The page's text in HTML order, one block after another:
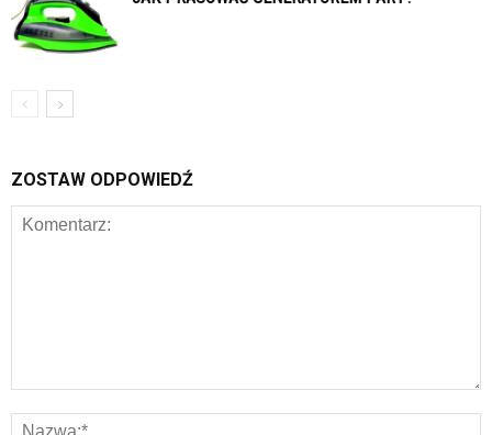
ZOSTAW ODPOWIEDŹ